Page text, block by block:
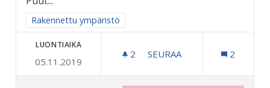
Rajaa tulokset aihepiirin mukaan: Rakennettu ympäristö
Rakennettu ympäristö
LUONTIAIKA
05.11.2019
2 2 SEURAAJAA
SEURAA 2